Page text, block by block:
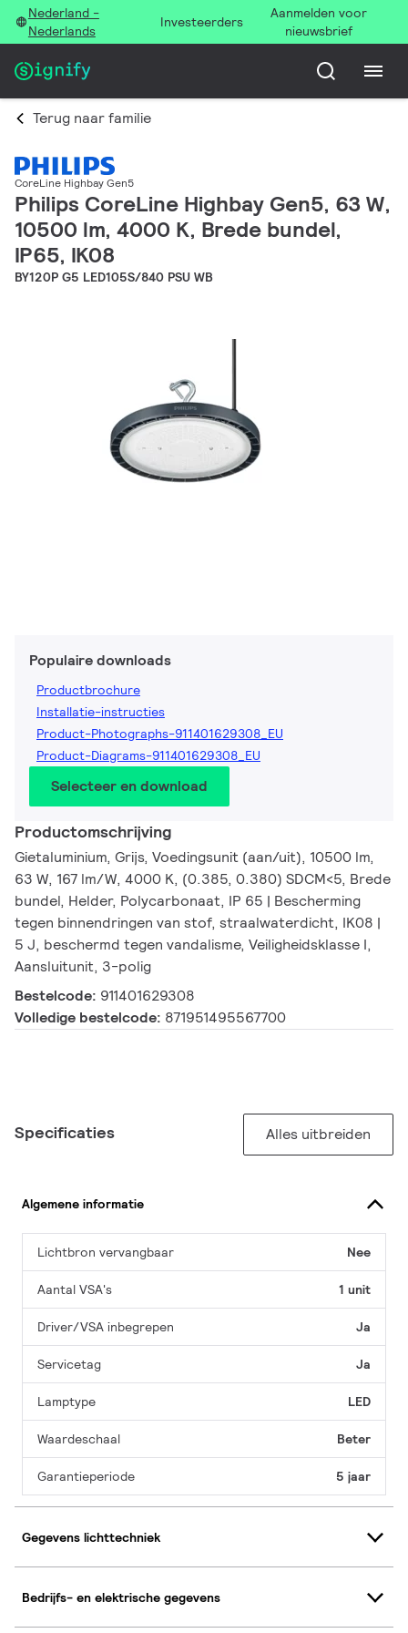
Nederland -
Nederlands
Investeerders
Aanmelden voor
nieuwsbrief
Terug naar familie
CoreLine Highbay Gen5
Philips CoreLine Highbay Gen5, 63 W,
10500 lm, 4000 K, Brede bundel,
IP65, IK08
BY120P G5 LED105S/840 PSU WB
Populaire downloads
Productbrochure
Installatie-instructies
Product-Photographs-911401629308_EU
Product-Diagrams-911401629308_EU
Selecteer en download
Productomschrijving
Gietaluminium, Grijs, Voedingsunit (aan/uit), 10500 lm,
63 W, 167 lm/W, 4000 K, (0.385, 0.380) SDCM<5, Brede
bundel, Helder, Polycarbonaat, IP 65 | Bescherming
tegen binnendringen van stof, straalwaterdicht, IK08 |
5 J, beschermd tegen vandalisme, Veiligheidsklasse I,
Aansluitunit, 3-polig
Bestelcode: 911401629308
Volledige bestelcode: 871951495567700
Specificaties Alles uitbreiden
Algemene informatie
Lichtbron vervangbaar Nee
Aantal VSA's 1 unit
Driver/VSA inbegrepen Ja
Servicetag Ja
Lamptype LED
Waardeschaal Beter
Garantieperiode 5 jaar
Gegevens lichttechniek
Bedrijfs- en elektrische gegevens